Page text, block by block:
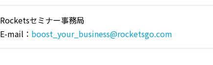
Rocketsセミナー事務局
E-mail： boost_your_business@rocketsgo.com